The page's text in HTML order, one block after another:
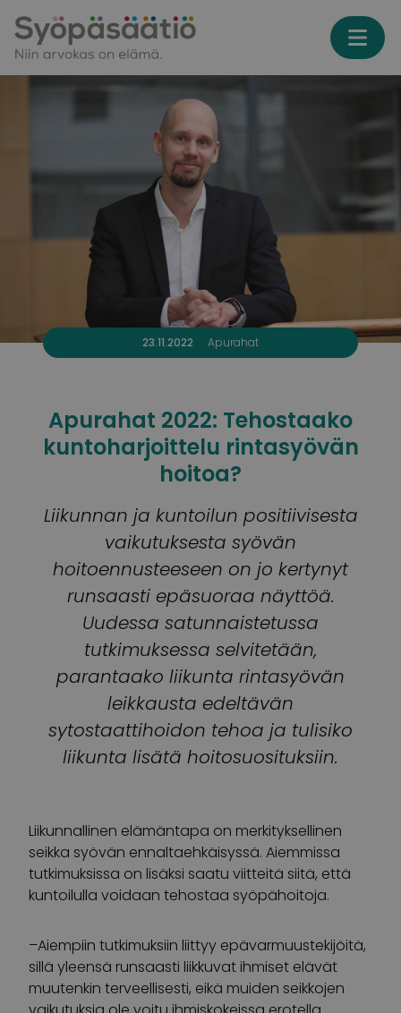
23.11.2022 Apurahat
Apurahat 2022: Tehostaako
kuntoharjoittelu rintasyövän
hoitoa?
Liikunnan ja kuntoilun positiivisesta
vaikutuksesta syövän
hoitoennusteeseen on jo kertynyt
runsaasti epäsuoraa näyttöä.
Uudessa satunnaistetussa
tutkimuksessa selvitetään,
parantaako liikunta rintasyövän
leikkausta edeltävän
sytostaattihoidon tehoa ja tulisiko
liikunta lisätä hoitosuosituksiin.
Liikunnallinen elämäntapa on merkityksellinen
seikka syövän ennaltaehkäisyssä. Aiemmissa
tutkimuksissa on lisäksi saatu viitteitä siitä, että
kuntoilulla voidaan tehostaa syöpähoitoja.
–Aiempiin tutkimuksiin liittyy epävarmuustekijöitä,
sillä yleensä runsaasti liikkuvat ihmiset elävät
muutenkin terveellisesti, eikä muiden seikkojen